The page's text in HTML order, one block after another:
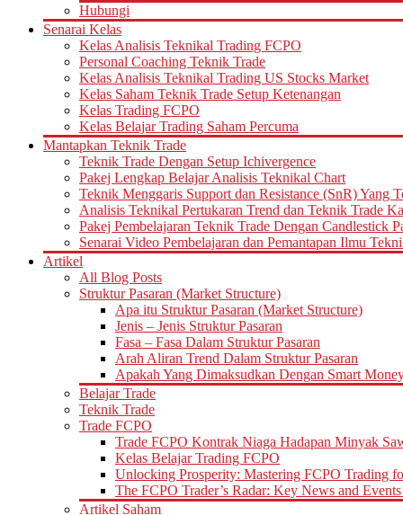
Hubungi
Senarai Kelas
Kelas Analisis Teknikal Trading FCPO
Personal Coaching Teknik Trade
Kelas Analisis Teknikal Trading US Stocks Market
Kelas Saham Teknik Trade Setup Ketenangan
Kelas Trading FCPO
Kelas Belajar Trading Saham Percuma
Mantapkan Teknik Trade
Teknik Trade Dengan Setup Ichivergence
Pakej Lengkap Belajar Analisis Teknikal Chart
Teknik Menggaris Support dan Resistance (SnR) Yang
Analisis Teknikal Pertukaran Trend dan Teknik Trade
Pakej Pembelajaran Teknik Trade Dengan Candlestick
Senarai Video Pembelajaran dan Pemantapan Ilmu
Artikel
All Blog Posts
Struktur Pasaran (Market Structure)
Apa itu Struktur Pasaran (Market Structure)
Jenis – Jenis Struktur Pasaran
Fasa – Fasa Dalam Struktur Pasaran
Arah Aliran Trend Dalam Struktur Pasaran
Apakah Yang Dimaksudkan Dengan Smart
Belajar Trade
Teknik Trade
Trade FCPO
Trade FCPO Kontrak Niaga Hadapan Minyak
Kelas Belajar Trading FCPO
Unlocking Prosperity: Mastering FCPO Trading
The FCPO Trader’s Radar: Key News and
Artikel Saham